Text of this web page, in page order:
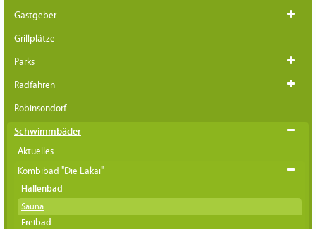
Gastgeber
Grillplätze
Parks
Radfahren
Robinsondorf
Schwimmbäder
Aktuelles
Kombibad "Die Lakai"
Hallenbad
Sauna
Freibad